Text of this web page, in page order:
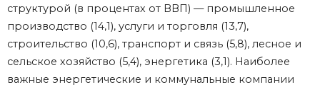
структурой (в процентах от ВВП) — промышленное
производство (14,1), услуги и торговля (13,7),
строительство (10,6), транспорт и связь (5,8), лесное и
сельское хозяйство (5,4), энергетика (3,1). Наиболее
важные энергетические и коммунальные компании